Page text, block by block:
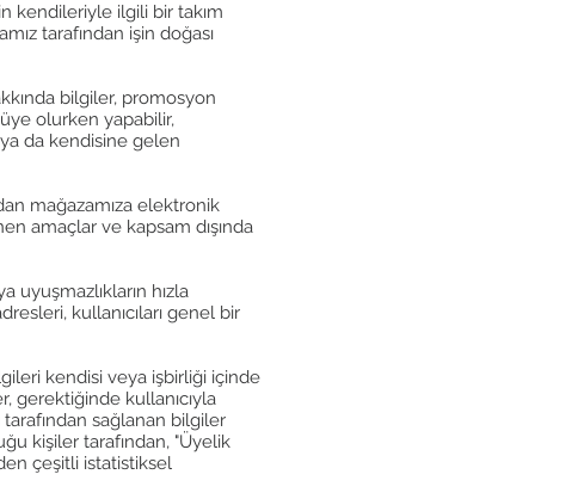
kendileriyle ilgili bir takım
tarafından işin doğası
bilgiler, promosyon
olurken yapabilir,
da kendisine gelen
mağazamıza elektronik
amaçlar ve kapsam dışında
uyuşmazlıkların hızla
kullanıcıları genel bir
kendisi veya işbirliği içinde
gerektiğinde kullanıcıyla
sağlanan bilgiler
kişiler tarafından, "Üyelik
çeşitli istatistiksel